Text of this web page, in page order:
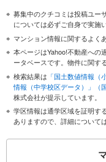
募集中のクチコミは投稿ユー
については必ずご自身で実施
マンション情報に関するよく
本ページはYahoo!不動産への
ータベースです。物件に関す
検索結果は 「国土数値情報（
情報（中学校区データ）」（
株式会社が提示しています。
学区情報は通学区域を証明す
ありますので、詳細について